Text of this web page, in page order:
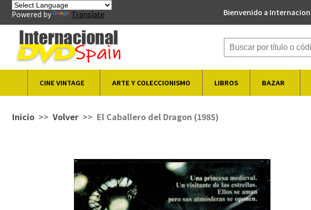
Powered by Translate Bienvenido a
CINE VINTAGE ARTE Y COLECCIONISMO LIBROS BAZAR
Inicio Volver El Caballero del Dragon (1985)